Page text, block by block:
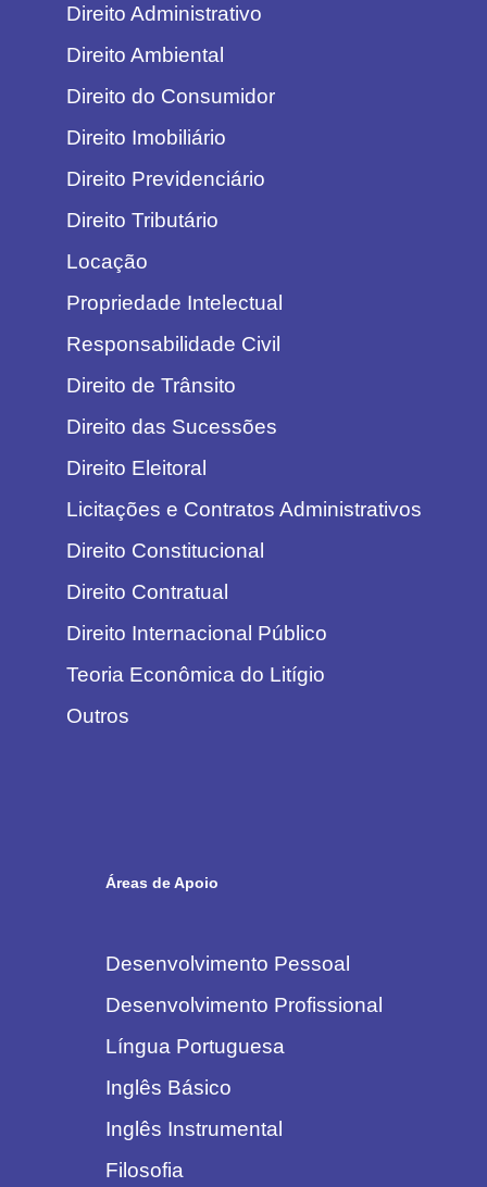
Direito Administrativo
Direito Ambiental
Direito do Consumidor
Direito Imobiliário
Direito Previdenciário
Direito Tributário
Locação
Propriedade Intelectual
Responsabilidade Civil
Direito de Trânsito
Direito das Sucessões
Direito Eleitoral
Licitações e Contratos Administrativos
Direito Constitucional
Direito Contratual
Direito Internacional Público
Teoria Econômica do Litígio
Outros
Áreas de Apoio
Desenvolvimento Pessoal
Desenvolvimento Profissional
Língua Portuguesa
Inglês Básico
Inglês Instrumental
Filosofia